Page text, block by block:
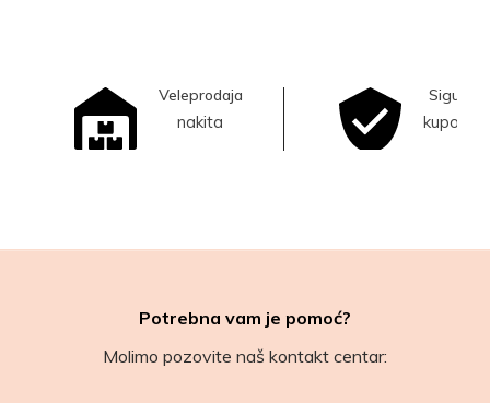
Veleprodaja
nakita
Sigurna
kupovina
Potrebna vam je pomoć?
Molimo pozovite naš kontakt centar: